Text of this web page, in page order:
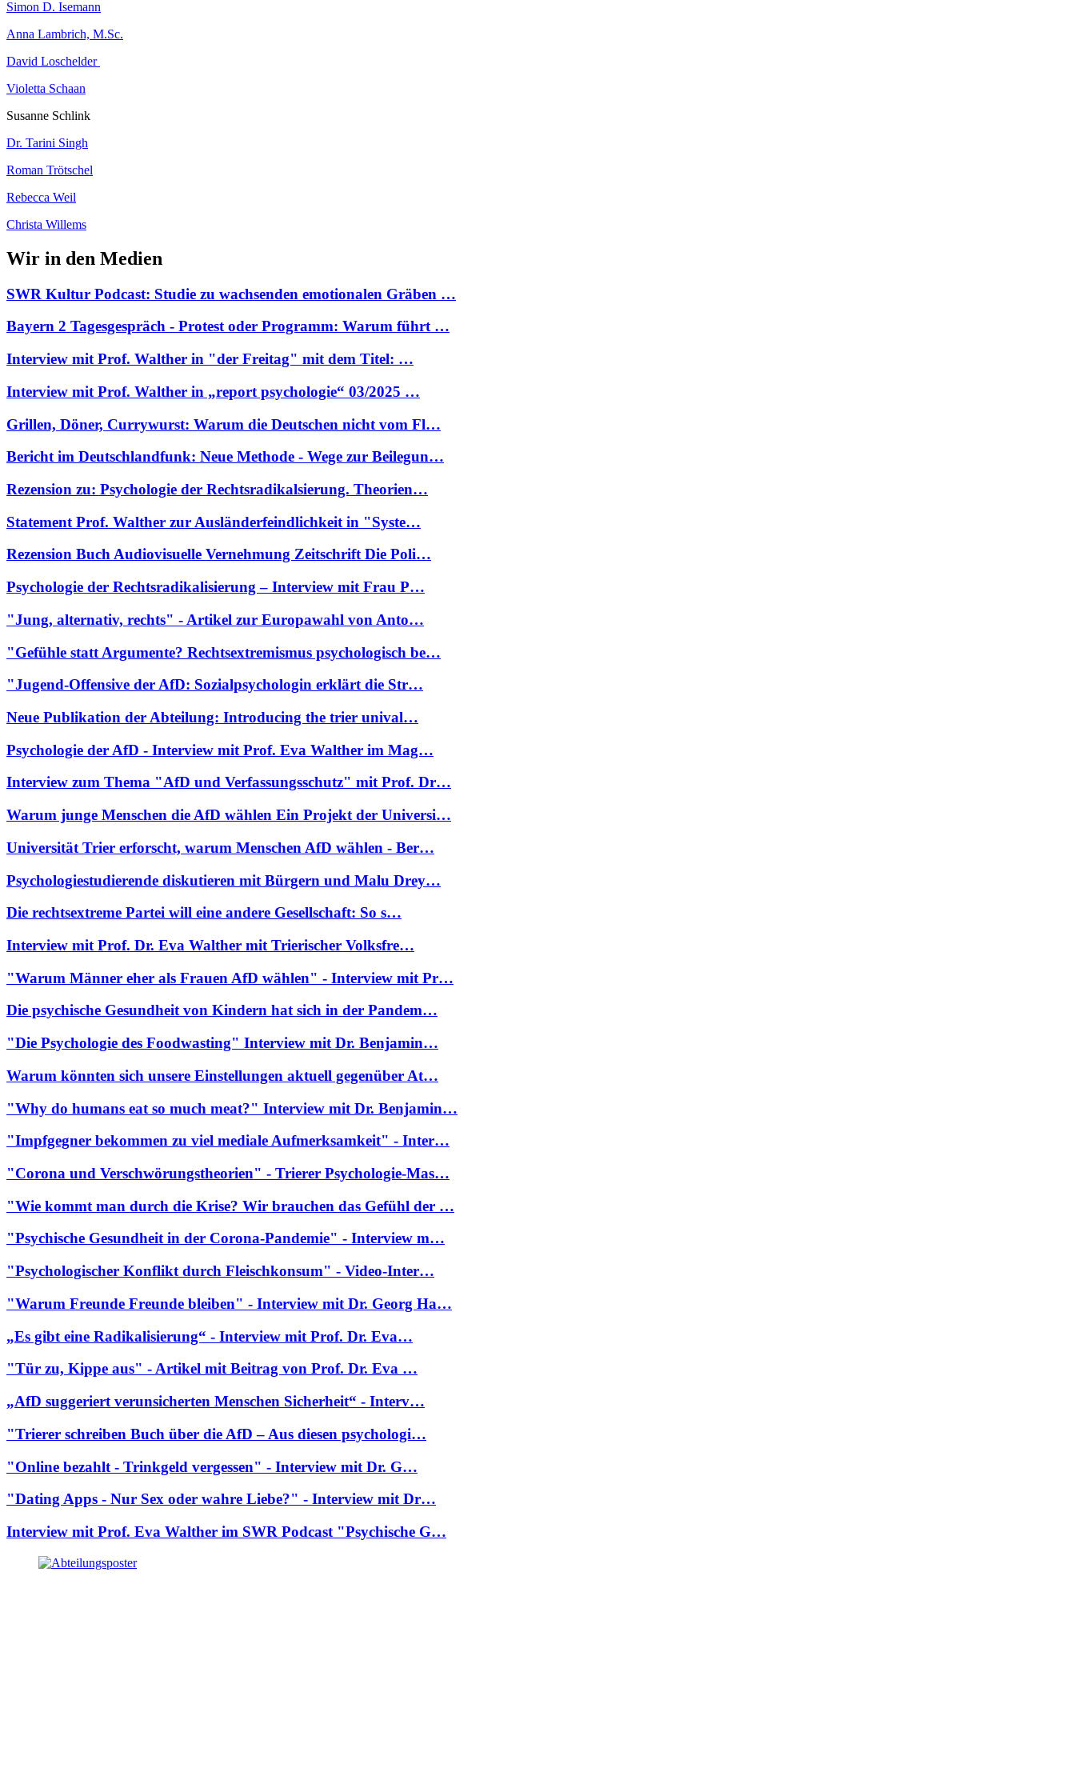
Simon D. Isemann
Anna Lambrich, M.Sc.
David Loschelder
Violetta Schaan
Susanne Schlink
Dr. Tarini Singh
Roman Trötschel
Rebecca Weil
Christa Willems
Wir in den Medien
SWR Kultur Podcast: Studie zu wachsenden emotionalen Gräben …
Bayern 2 Tagesgespräch - Protest oder Programm: Warum führt …
Interview mit Prof. Walther in "der Freitag" mit dem Titel: …
Interview mit Prof. Walther in „report psychologie“ 03/2025 …
Grillen, Döner, Currywurst: Warum die Deutschen nicht vom Fl…
Bericht im Deutschlandfunk: Neue Methode - Wege zur Beilegun…
Rezension zu: Psychologie der Rechtsradikalsierung. Theorien…
Statement Prof. Walther zur Ausländerfeindlichkeit in "Syste…
Rezension Buch Audiovisuelle Vernehmung Zeitschrift Die Poli…
Psychologie der Rechtsradikalisierung – Interview mit Frau P…
"Jung, alternativ, rechts" - Artikel zur Europawahl von Anto…
"Gefühle statt Argumente? Rechtsextremismus psychologisch be…
"Jugend-Offensive der AfD: Sozialpsychologin erklärt die Str…
Neue Publikation der Abteilung: Introducing the trier unival…
Psychologie der AfD - Interview mit Prof. Eva Walther im Mag…
Interview zum Thema "AfD und Verfassungsschutz" mit Prof. Dr…
Warum junge Menschen die AfD wählen Ein Projekt der Universi…
Universität Trier erforscht, warum Menschen AfD wählen - Ber…
Psychologiestudierende diskutieren mit Bürgern und Malu Drey…
Die rechtsextreme Partei will eine andere Gesellschaft: So s…
Interview mit Prof. Dr. Eva Walther mit Trierischer Volksfre…
"Warum Männer eher als Frauen AfD wählen" - Interview mit Pr…
Die psychische Gesundheit von Kindern hat sich in der Pandem…
"Die Psychologie des Foodwasting" Interview mit Dr. Benjamin…
Warum könnten sich unsere Einstellungen aktuell gegenüber At…
"Why do humans eat so much meat?" Interview mit Dr. Benjamin…
"Impfgegner bekommen zu viel mediale Aufmerksamkeit" - Inter…
"Corona und Verschwörungstheorien" - Trierer Psychologie-Mas…
"Wie kommt man durch die Krise? Wir brauchen das Gefühl der …
"Psychische Gesundheit in der Corona-Pandemie" - Interview m…
"Psychologischer Konflikt durch Fleischkonsum" - Video-Inter…
"Warum Freunde Freunde bleiben" - Interview mit Dr. Georg Ha…
„Es gibt eine Radikalisierung“ - Interview mit Prof. Dr. Eva…
"Tür zu, Kippe aus" - Artikel mit Beitrag von Prof. Dr. Eva …
„AfD suggeriert verunsicherten Menschen Sicherheit“ - Interv…
"Trierer schreiben Buch über die AfD – Aus diesen psychologi…
"Online bezahlt - Trinkgeld vergessen" - Interview mit Dr. G…
"Dating Apps - Nur Sex oder wahre Liebe?" - Interview mit Dr…
Interview mit Prof. Eva Walther im SWR Podcast "Psychische G…